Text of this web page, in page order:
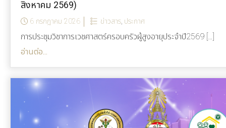
สิงหาคม 2569)
6 กรกฎาคม 2026 ข่าวสาร, ประกาศ
การประชุมวิชาการเวชศาสตร์ครอบครัวผู้สูงอายุประจำปี2569 […]
อ่านต่อ...